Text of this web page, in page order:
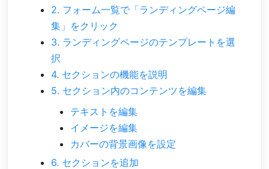
2. フォーム一覧で「ランディングページ編
集」をクリック
3. ランディングページのテンプレートを選
択
4. セクションの機能を説明
5. セクション内のコンテンツを編集
テキストを編集
イメージを編集
カバーの背景画像を設定
6. セクションを追加